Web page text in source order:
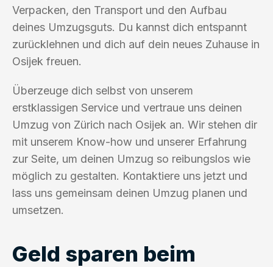
Verpacken, den Transport und den Aufbau
deines Umzugsguts. Du kannst dich entspannt
zurücklehnen und dich auf dein neues Zuhause in
Osijek freuen.
Überzeuge dich selbst von unserem
erstklassigen Service und vertraue uns deinen
Umzug von Zürich nach Osijek an. Wir stehen dir
mit unserem Know-how und unserer Erfahrung
zur Seite, um deinen Umzug so reibungslos wie
möglich zu gestalten. Kontaktiere uns jetzt und
lass uns gemeinsam deinen Umzug planen und
umsetzen.
Geld sparen beim